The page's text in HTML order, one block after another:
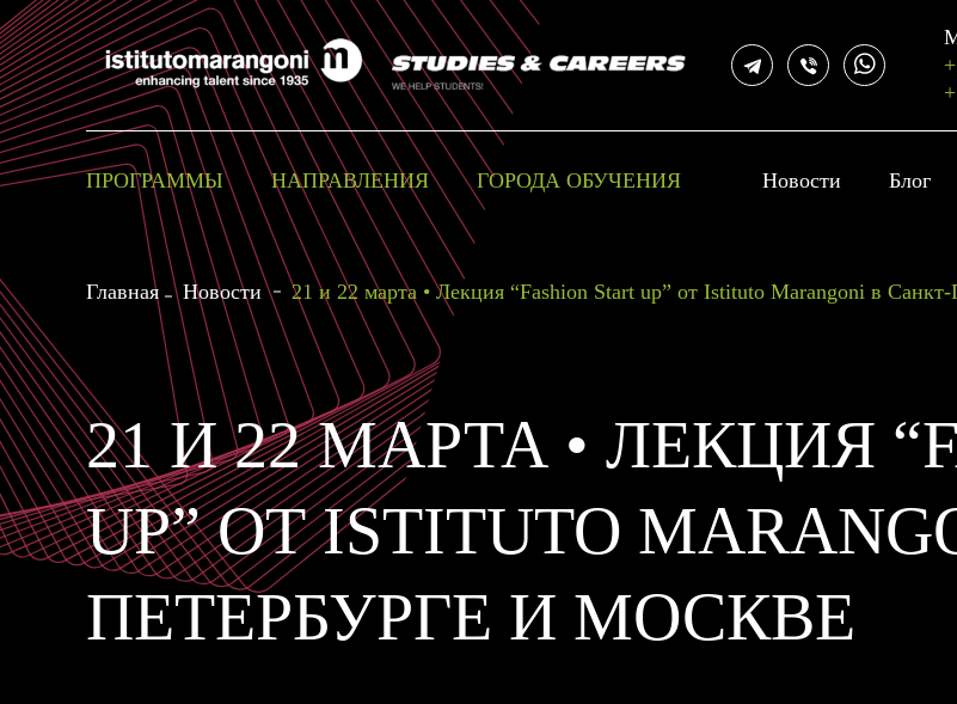
ПРОГРАММЫ НАПРАВЛЕНИЯ ГОРОДА ОБУЧЕНИЯ Новости Блог
Главная Новости 21 и 22 марта • Лекция “Fashion Start up” от Istituto Marangoni в
21 И 22 МАРТА • ЛЕКЦИЯ
UP” ОТ ISTITUTO
ПЕТЕРБУРГЕ И МОСКВЕ